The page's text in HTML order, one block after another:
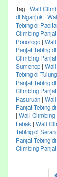
Tag :Wall
di Nganjuk |
Tebing di
Climbing
Ponorogo |
Panjat Tebing
Climbing
Sumenep |
Tebing di
Panjat Tebing
Climbing
Pasuruan |
Panjat Tebing
| Wall Climbing
Lebak | Wall
Tebing di
Panjat Tebing
Climbing